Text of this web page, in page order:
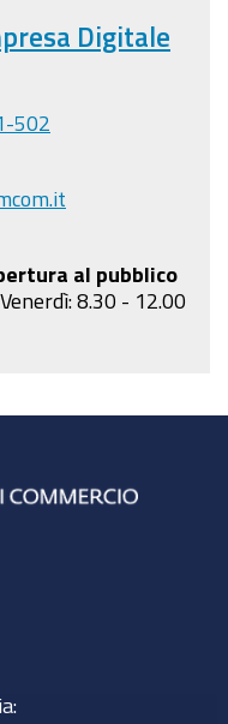
Digitale
502
al pubblico
8.30 - 12.00